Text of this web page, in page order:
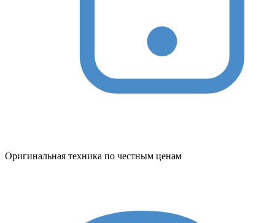
Оригинальная техника по честным ценам